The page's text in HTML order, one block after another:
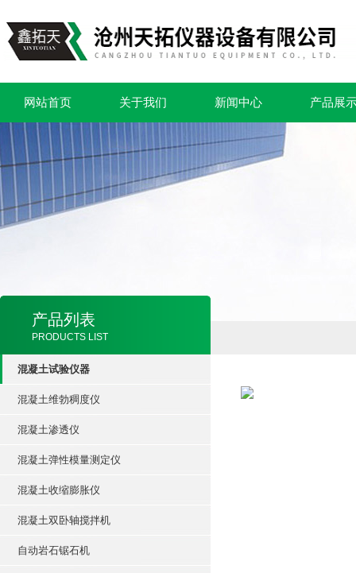
网站首页 关于我们 新闻中心 产品展
产品列表
PRODUCTS LIST
混凝土试验仪器
混凝土维勃稠度仪
混凝土渗透仪
混凝土弹性模量测定仪
混凝土收缩膨胀仪
混凝土双卧轴搅拌机
自动岩石锯石机